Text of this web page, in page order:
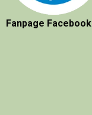
Fanpage Facebook